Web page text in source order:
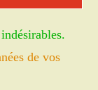
de vos